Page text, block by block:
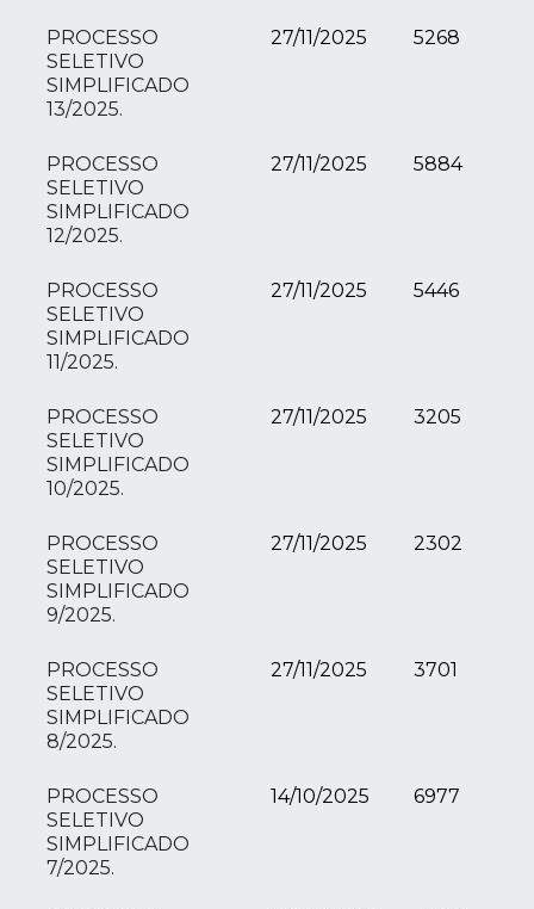
PROCESSO
SELETIVO
SIMPLIFICADO
13/2025.
27/11/2025 5268
PROCESSO
SELETIVO
SIMPLIFICADO
12/2025.
27/11/2025 5884
PROCESSO
SELETIVO
SIMPLIFICADO
11/2025.
27/11/2025 5446
PROCESSO
SELETIVO
SIMPLIFICADO
10/2025.
27/11/2025 3205
PROCESSO
SELETIVO
SIMPLIFICADO
9/2025.
27/11/2025 2302
PROCESSO
SELETIVO
SIMPLIFICADO
8/2025.
27/11/2025 3701
PROCESSO
SELETIVO
SIMPLIFICADO
7/2025.
14/10/2025 6977